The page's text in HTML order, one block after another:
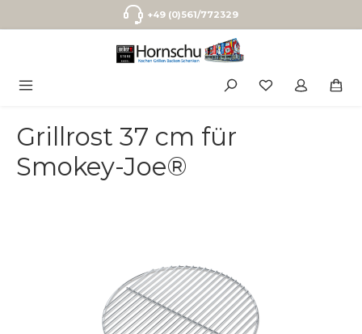
Zum Hauptinhalt springen+49 (0)561/772329
Grillrost 37 cm für
Smokey-Joe®